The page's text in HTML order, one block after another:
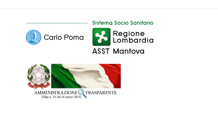
pubblici (Direttiva comunitaria 2003/98/CE e D.Lgs
36/2006 di recepimento della stessa), in termini compatibili
con gli scopi per i quali sono stati raccolti e registrati, e nel
rispetto della normativa in materia di protezione dei dati
personali.